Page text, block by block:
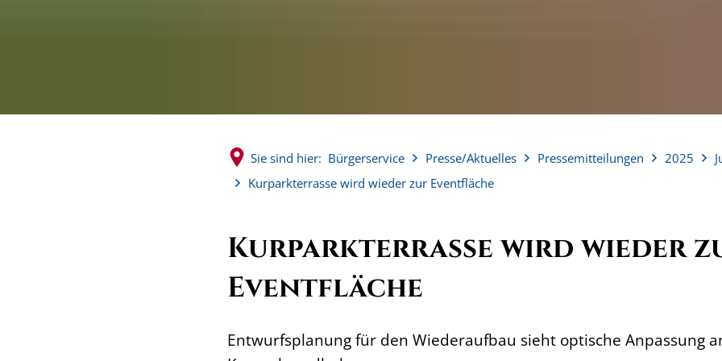
Sie sind hier: Bürgerservice Presse/Aktuelles Pressemitteilungen 2025
Kurparkterrasse wird wieder zur Eventfläche
Kurparkterrasse wird wieder
Eventfläche
Entwurfsplanung für den Wiederaufbau sieht optische Anpassung